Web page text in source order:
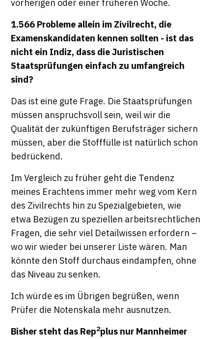
vorherigen oder einer früheren Woche.
1.566 Probleme allein im Zivilrecht, die
Examenskandidaten kennen sollten - ist das
nicht ein Indiz, dass die Juristischen
Staatsprüfungen einfach zu umfangreich
sind?
Das ist eine gute Frage. Die Staatsprüfungen
müssen anspruchsvoll sein, weil wir die
Qualität der zukünftigen Berufsträger sichern
müssen, aber die Stofffülle ist natürlich schon
bedrückend.
Im Vergleich zu früher geht die Tendenz
meines Erachtens immer mehr weg vom Kern
des Zivilrechts hin zu Spezialgebieten, wie
etwa Bezügen zu speziellen arbeitsrechtlichen
Fragen, die sehr viel Detailwissen erfordern –
wo wir wieder bei unserer Liste wären. Man
könnte den Stoff durchaus eindampfen, ohne
das Niveau zu senken.
Ich würde es im Übrigen begrüßen, wenn
Prüfer die Notenskala mehr ausnutzen.
Bisher steht das Rep2plus nur Mannheimer